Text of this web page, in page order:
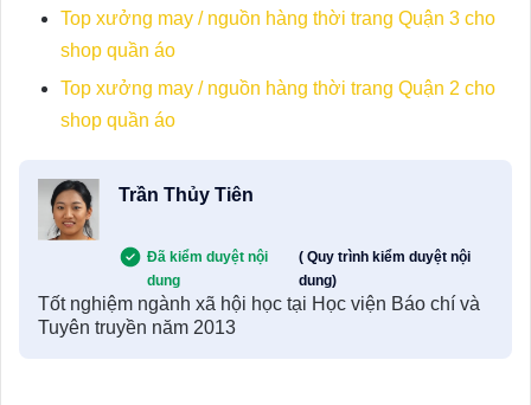
Top xưởng may / nguồn hàng thời trang Quận 3 cho
shop quần áo
Top xưởng may / nguồn hàng thời trang Quận 2 cho
shop quần áo
Trần Thủy Tiên
Đã kiểm duyệt nội
dung
( Quy trình kiểm duyệt nội
dung)
Tốt nghiệm ngành xã hội học tại Học viện Báo chí và
Tuyên truyền năm 2013